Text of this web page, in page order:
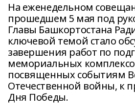
На еженедельном
прошедшем 5 мая под
Главы Башкортостана
ключевой темой стало
завершения работ по
мемориальных
посвященных событиям
Отечественной войны, к
Дня Победы.